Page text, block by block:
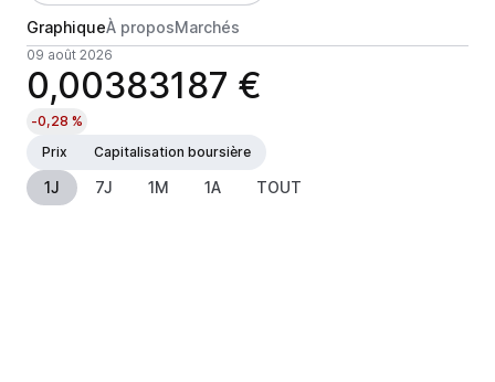
GraphiqueÀ proposMarchés
09 août 2026
0,00383187 €
-0,28 %
Prix
Capitalisation boursière
1J 7J 1M 1A TOUT